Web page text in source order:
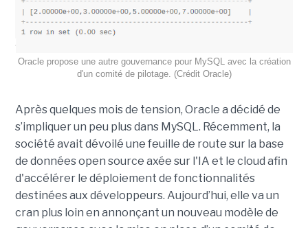
Oracle propose une autre gouvernance pour MySQL avec la création
d'un comité de pilotage. (Crédit Oracle)
Après quelques mois de tension, Oracle a décidé de
s’impliquer un peu plus dans MySQL. Récemment, la
société avait dévoilé une feuille de route sur la base
de données open source axée sur l'IA et le cloud afin
d'accélérer le déploiement de fonctionnalités
destinées aux développeurs. Aujourd’hui, elle va un
cran plus loin en annonçant un nouveau modèle de